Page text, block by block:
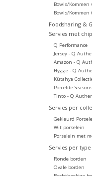
Bowls/Kommen
Bowls/Kommen
Foodsharing &
Servies met
Q Performance
Jersey - Q
Amazon - Q
Hygge - Q
Kütahya
Porcelite
Tinto - Q
Servies per
Gekleurd
Wit porselein
Porselein met
Servies per type
Ronde borden
Ovale borden